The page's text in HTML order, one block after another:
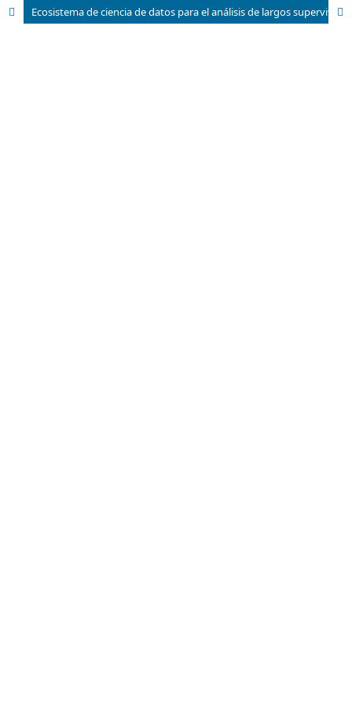
Ecosistema de ciencia de datos para el análisis de largos supervivientes en cáncer